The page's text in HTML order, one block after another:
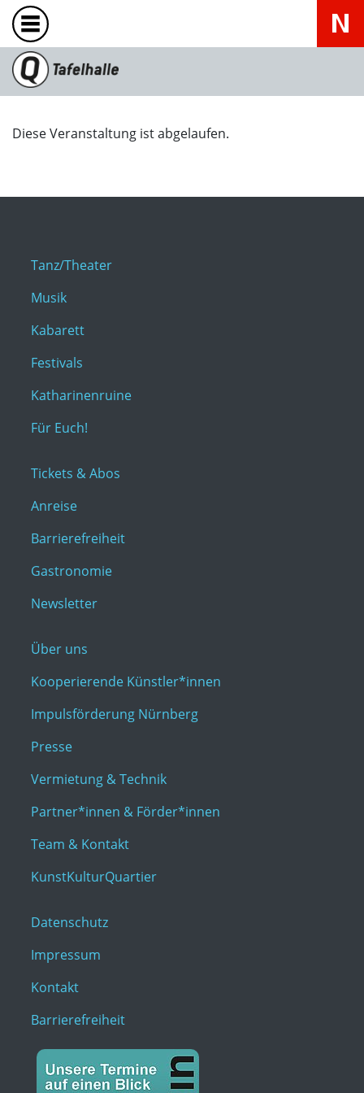
Diese Veranstaltung ist abgelaufen.
Tanz/Theater
Musik
Kabarett
Festivals
Katharinenruine
Für Euch!
Tickets & Abos
Anreise
Barrierefreiheit
Gastronomie
Newsletter
Über uns
Kooperierende Künstler*innen
Impulsförderung Nürnberg
Presse
Vermietung & Technik
Partner*innen & Förder*innen
Team & Kontakt
KunstKulturQuartier
Datenschutz
Impressum
Kontakt
Barrierefreiheit